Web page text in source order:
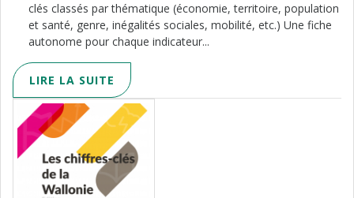
clés classés par thématique (économie, territoire, population
et santé, genre, inégalités sociales, mobilité, etc.) Une fiche
autonome pour chaque indicateur...
LIRE LA SUITE